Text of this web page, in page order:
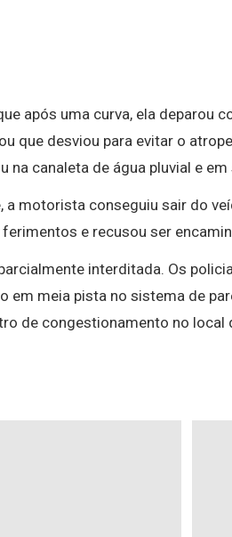
após uma curva, ela deparou
que desviou para evitar o
na canaleta de água pluvial e
a motorista conseguiu sair do
e recusou ser
interditada. Os
em meia pista no sistema de
de congestionamento no local